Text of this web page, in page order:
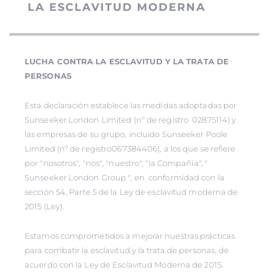
LA ESCLAVITUD MODERNA
LUCHA CONTRA LA ESCLAVITUD Y LA TRATA DE
PERSONAS
Esta declaración establece las medidas adoptadas por
Sunseeker London Limited (nº de registro 02875114) y
las empresas de su grupo, incluido Sunseeker Poole
Limited (nº de registro067384406), a los que se refiere
por "nosotros", "nos", "nuestro", "la Compañía", "
Sunseeker London Group ", en conformidad con la
sección 54, Parte 5 de la Ley de esclavitud moderna de
2015 (Ley).
Estamos comprometidos a mejorar nuestras prácticas
para combatir la esclavitud y la trata de personas, de
acuerdo con la Ley de Esclavitud Moderna de 2015.